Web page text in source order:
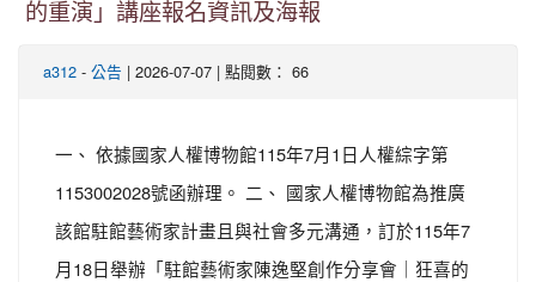
的重演」講座報名資訊及海報
a312 - 公告 | 2026-07-07 | 點閱數： 66
一、 依據國家人權博物館115年7月1日人權綜字第
1153002028號函辦理。 二、 國家人權博物館為推廣
該館駐館藝術家計畫且與社會多元溝通，訂於115年7
月18日舉辦「駐館藝術家陳逸堅創作分享會｜狂喜的